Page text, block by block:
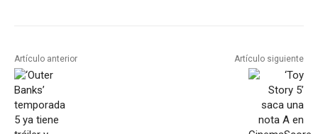
Artículo anterior Artículo siguiente